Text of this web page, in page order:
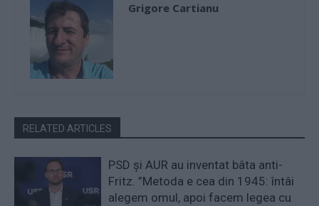
Grigore Cartianu
RELATED ARTICLES
PSD și AUR au inventat bâta anti-
Fritz. ”Metoda e cea din 1945: întâi
alegem omul, apoi facem legea cu